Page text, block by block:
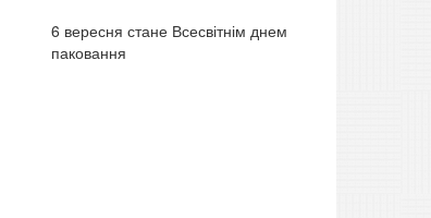
6 вересня стане Всесвітнім днем
паковання